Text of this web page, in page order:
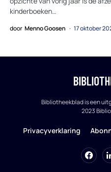
kinderboeken…
door Menno Goosen 17 oktober
Bibliotheekblad is een
2023
Privacyverklaring